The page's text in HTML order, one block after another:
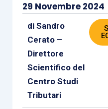
29 Novembre 2024
di Sandro
Cerato –
Direttore
Scientifico del
Centro Studi
Tributari